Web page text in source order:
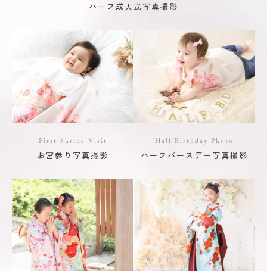
ハーフ成人式写真撮影
First Shrine Visit
お宮参り写真撮影
Half Birthday Photo
ハーフバースデー写真撮影